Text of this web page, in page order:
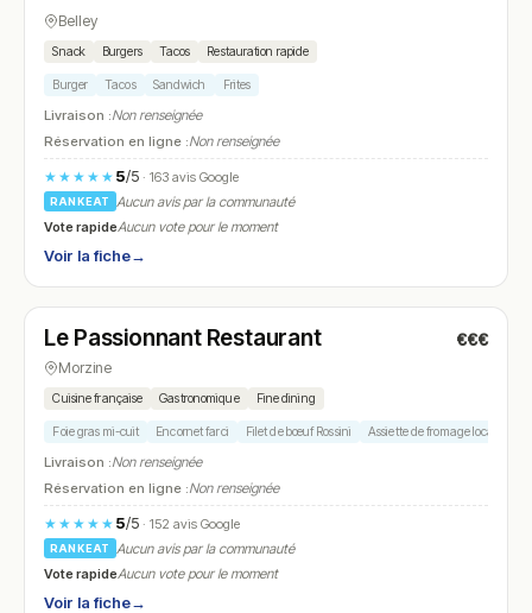
Belley
Snack Burgers Tacos Restauration rapide
Burger Tacos Sandwich Frites
Livraison :Non renseignée
Réservation en ligne :Non renseignée
★★★★★ 5/5· 163 avis Google
RANKEAT
Aucun avis par la communauté
Vote rapideAucun vote pour le moment
Voir la fiche→
N° 20
Le Passionnant Restaurant €€€
Morzine
Cuisine française Gastronomique Fine dining
Foie gras mi-cuit Encornet farci Filet de bœuf Rossini Assiette de fromage local
Livraison :Non renseignée
Réservation en ligne :Non renseignée
★★★★★ 5/5· 152 avis Google
RANKEAT
Aucun avis par la communauté
Vote rapideAucun vote pour le moment
Voir la fiche→